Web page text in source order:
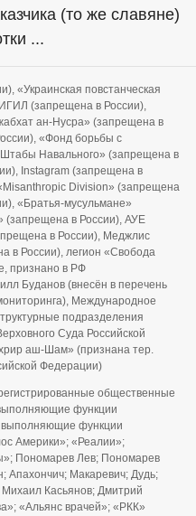
(то же славяне)
...
«Украинская повстанческая
(запрещена в России),
ан-Нусра» (запрещена в
«Фонд борьбы с
Навального» (запрещена в
Instagram (запрещена в
Division» (запрещена
«Братья-мусульмане»
(запрещена в России), АУЕ
в России), Меджлис
в России), легион «Свобода
признано в РФ
Буданов (внесён в перечень
Международное
подразделения
Суда Российской
аш-Шам» (признана тер.
Федерации)
общественные
функции
выполняющие функции
Америки»; «Реалии»;
Пономарев Лев; Пономарев
Апахончич; Макаревич; Дудь;
Касьянов; Дмитрий
«Альянс врачей»; «РКК»